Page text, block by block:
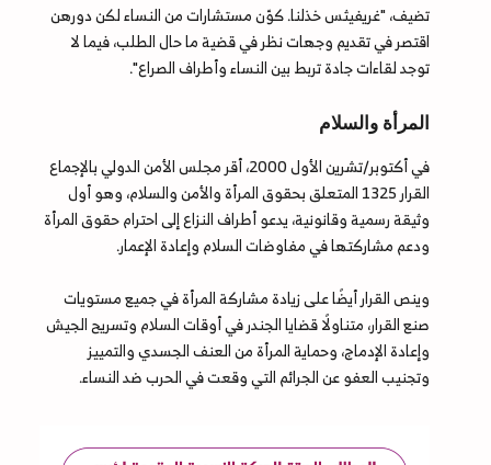
تضيف، "غريفيثس خذلنا. كوّن مستشارات من النساء لكن دورهن
اقتصر في تقديم وجهات نظر في قضية ما حال الطلب، فيما لا
توجد لقاءات جادة تربط بين النساء وأطراف الصراع".
المرأة والسلام
في أكتوبر/تشرين الأول 2000، أقر مجلس الأمن الدولي بالإجماع
القرار 1325 المتعلق بحقوق المرأة والأمن والسلام، وهو أول
وثيقة رسمية وقانونية، يدعو أطراف النزاع إلى احترام حقوق المرأة
ودعم مشاركتها في مفاوضات السلام وإعادة الإعمار.
وينص القرار أيضًا على زيادة مشاركة المرأة في جميع مستويات
صنع القرار، متناولًا قضايا الجندر في أوقات السلام وتسريح الجيش
وإعادة الإدماج، وحماية المرأة من العنف الجسدي والتمييز
وتجنيب العفو عن الجرائم التي وقعت في الحرب ضد النساء.